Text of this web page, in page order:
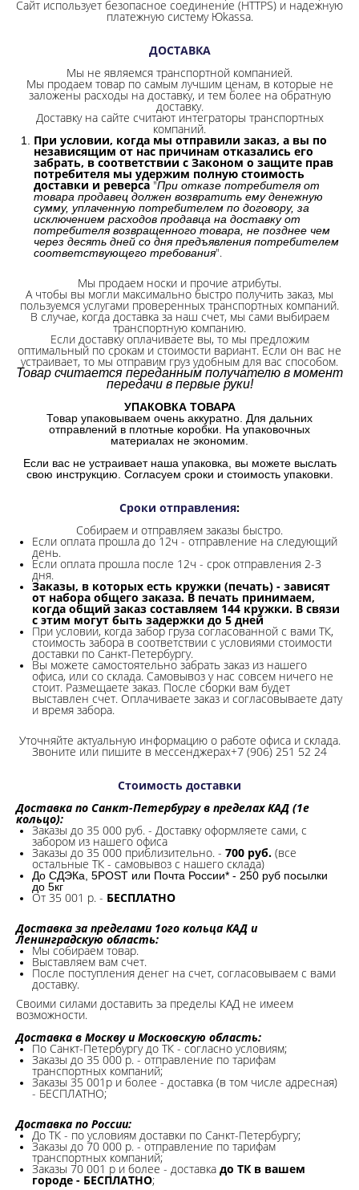
Сайт использует безопасное соединение (HTTPS) и надежную
платежную систему Юkassa.
ДОСТАВКА
Мы не являемся транспортной компанией.
Мы продаем товар по самым лучшим ценам, в которые не
заложены расходы на доставку, и тем более на обратную
доставку.
Доставку на сайте считают интеграторы транспортных
компаний.
При условии, когда мы отправили заказ, а вы по
независящим от нас причинам отказались его
забрать, в соответствии с Законом о защите прав
потребителя мы удержим полную стоимость
доставки и реверса "При отказе потребителя от
товара продавец должен возвратить ему денежную
сумму, уплаченную потребителем по договору, за
исключением расходов продавца на доставку от
потребителя возвращенного товара, не позднее чем
через десять дней со дня предъявления потребителем
соответствующего требования".
Мы продаем носки и прочие атрибуты.
А чтобы вы могли максимально быстро получить заказ, мы
пользуемся услугами проверенных транспортных компаний.
В случае, когда доставка за наш счет, мы сами выбираем
транспортную компанию.
Если доставку оплачиваете вы, то мы предложим
оптимальный по срокам и стоимости вариант. Если он вас не
устраивает, то мы отправим груз удобным для вас способом.
Товар считается переданным получателю в момент
передачи в первые руки!
УПАКОВКА ТОВАРА
Товар упаковываем очень аккуратно. Для дальних
отправлений в плотные коробки. На упаковочных
материалах не экономим.
Если вас не устраивает наша упаковка, вы можете выслать
свою инструкцию. Согласуем сроки и стоимость упаковки.
Сроки отправления:
Собираем и отправляем заказы быстро.
Если оплата прошла до 12ч - отправление на следующий
день.
Если оплата прошла после 12ч - срок отправления 2-3
дня.
Заказы, в которых есть кружки (печать) - зависят
от набора общего заказа. В печать принимаем,
когда общий заказ составляем 144 кружки. В связи
с этим могут быть задержки до 5 дней
При условии, когда забор груза согласованной с вами ТК,
стоимость забора в соответствии с условиями стоимости
доставки по Санкт-Петербургу.
Вы можете самостоятельно забрать заказ из нашего
офиса, или со склада. Самовывоз у нас совсем ничего не
стоит. Размещаете заказ. После сборки вам будет
выставлен счет. Оплачиваете заказ и согласовываете дату
и время забора.
Уточняйте актуальную информацию о работе офиса и склада.
Звоните или пишите в мессенджерах+7 (906) 251 52 24
Стоимость доставки
Доставка по Санкт-Петербургу в пределах КАД (1е
кольцо):
Заказы до 35 000 руб. - Доставку оформляете сами, с
забором из нашего офиса
Заказы до 35 000 приблизительно. - 700 руб. (все
остальные ТК - самовывоз с нашего склада)
До СДЭКа, 5POST или Почта России* - 250 руб посылки
до 5кг
От 35 001 р. - БЕСПЛАТНО
Доставка за пределами 1ого кольца КАД и
Ленинградскую область:
Мы собираем товар.
Выставляем вам счет.
После поступления денег на счет, согласовываем с вами
доставку.
Своими силами доставить за пределы КАД не имеем
возможности.​
Доставка в Москву и Московскую область:
По Санкт-Петербургу до ТК - согласно условиям;
Заказы до 35 000 р. - отправление по тарифам
транспортных компаний;
Заказы 35 001р и более - доставка (в том числе адресная)
- БЕСПЛАТНО;
Доставка по России:
До ТК - по условиям доставки по Санкт-Петербургу;
Заказы до 70 000 р. - отправление по тарифам
транспортных компаний;
Заказы 70 001 р и более - доставка до ТК в вашем
городе - БЕСПЛАТНО;